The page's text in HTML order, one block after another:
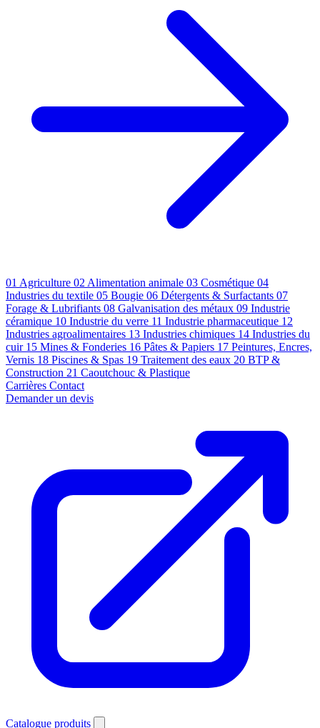
01 Agriculture 02 Alimentation animale 03 Cosmétique 04
Industries du textile 05 Bougie 06 Détergents & Surfactants 07
Forage & Lubrifiants 08 Galvanisation des métaux 09 Industrie
céramique 10 Industrie du verre 11 Industrie pharmaceutique 12
Industries agroalimentaires 13 Industries chimiques 14 Industries du
cuir 15 Mines & Fonderies 16 Pâtes & Papiers 17 Peintures, Encres,
Vernis 18 Piscines & Spas 19 Traitement des eaux 20 BTP &
Construction 21 Caoutchouc & Plastique
Carrières Contact
Demander un devis
Catalogue produits